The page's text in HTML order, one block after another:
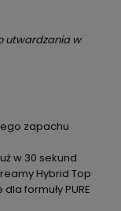
utwardzania w
zapachu
w 30 sekund
Hybrid Top
formuły PURE